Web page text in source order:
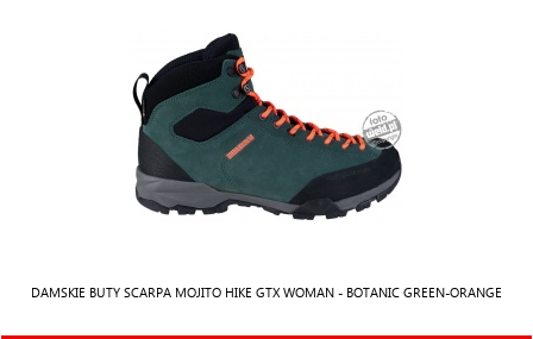
DAMSKIE BUTY SCARPA MOJITO HIKE GTX WOMAN - BOTANIC GREEN-ORANGE